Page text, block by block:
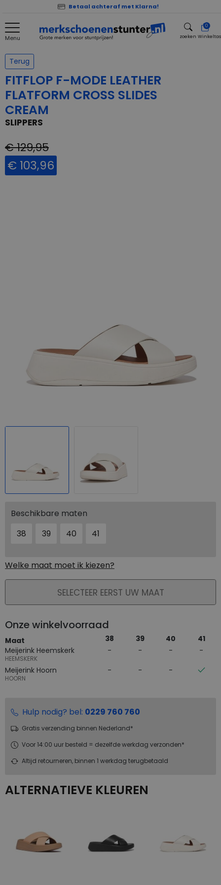
Betaal achteraf met Klarna!
Menu zoeken
0
Winkeltas
Terug
FITFLOP F-MODE LEATHER
FLATFORM CROSS SLIDES
CREAM
SLIPPERS
€ 129,95
€ 103,96
Beschikbare maten
38
39 40 41
Welke maat moet ik kiezen?
PLAATS IN WINKELMAND
SELECTEER EERST UW MAAT
Onze winkelvoorraad
Maat 38 39 40
41
Meijerink Heemskerk
HEEMSKERK
Meijerink Hoorn
HOORN
Hulp nodig? bel: 0229 760 760
Gratis verzending binnen Nederland*
Voor 14:00 uur besteld = dezelfde werkdag verzonden*
Altijd retourneren, binnen 1 werkdag terugbetaald
ALTERNATIEVE KLEUREN